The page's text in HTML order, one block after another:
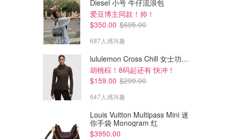
Diesel 小号 牛仔流浪包
爱豆博主同款！帅！
$350.00 $695.00
687人感兴趣
lululemon Cross Chill 女士功能夹克
胡桃棕！8码起还有 快冲！
$159.00 $299.00
647人感兴趣
Louis Vuitton Multipass Mini 迷
你手袋 Monogram 红
$3950.00